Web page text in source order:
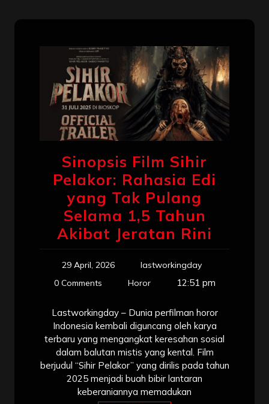
Sinopsis Film Sihir
Pelakor: Rahasia Edi
yang Tak Pulang
Selama 1,5 Tahun
Akibat Jeratan Rini
29 April, 2026
lastworkingday
0 Comments
Horor 12:51 pm
Lastworkingday – Dunia perfilman horor
Indonesia kembali diguncang oleh karya
terbaru yang mengangkat keresahan sosial
dalam balutan mistis yang kental. Film
berjudul “Sihir Pelakor” yang dirilis pada tahun
2025 menjadi buah bibir lantaran
keberaniannya memadukan